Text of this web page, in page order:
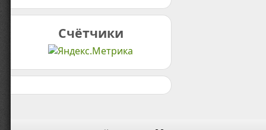
Счётчики